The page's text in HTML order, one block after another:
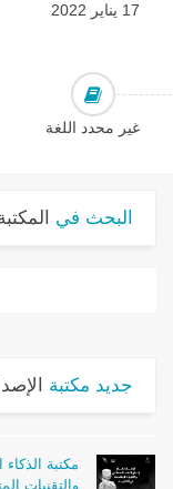
17 يناير 2022
غير محدد اللغة
البحث في
جديد مكتبة
مكتبة
والتقنيات